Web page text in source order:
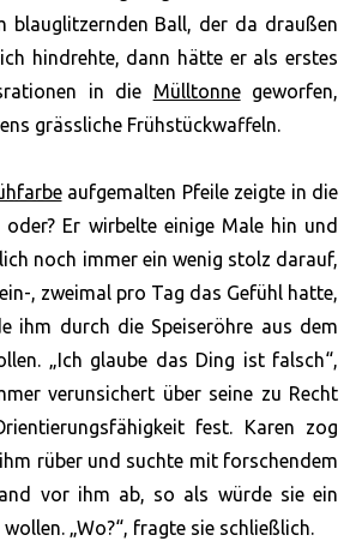
blauglitzernden Ball, der da draußen
hindrehte, dann hätte er als erstes
in die Mülltonnegeworfen,
grässliche Frühstückwaffeln.
aufgemalten Pfeile zeigte in die
oder? Er wirbelte einige Male hin und
noch immer ein wenig stolz darauf,
, zweimal pro Tag das Gefühl hatte,
ihm durch die Speiseröhre aus dem
„Ich glaube das Ding ist falsch“,
verunsichert über seine zu Recht
fest. Karen zog
rüber und suchte mit forschendem
vor ihm ab, so als würde sie ein
„Wo?“, fragte sie schließlich.